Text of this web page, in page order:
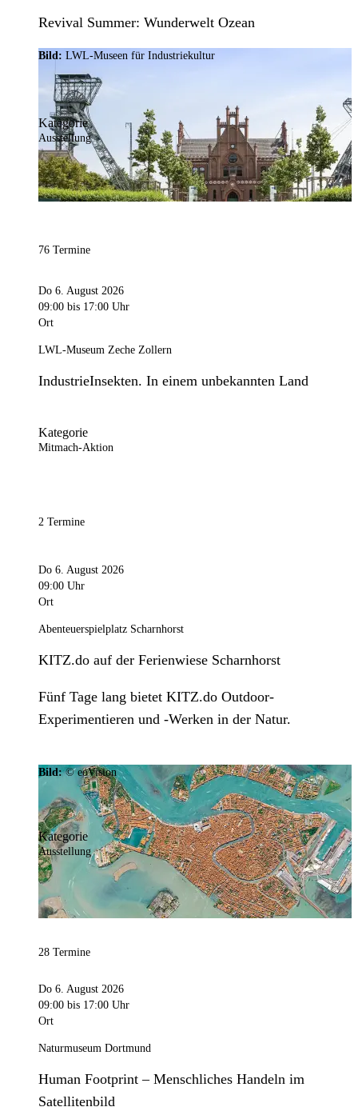
Revival Summer: Wunderwelt Ozean
Bild: LWL-Museen für Industriekultur
Kategorie
Ausstellung
76 Termine
Do 6. August 2026
09:00 bis 17:00 Uhr
Ort
LWL-Museum Zeche Zollern
IndustrieInsekten. In einem unbekannten Land
Kategorie
Mitmach-Aktion
2 Termine
Do 6. August 2026
09:00 Uhr
Ort
Abenteuerspielplatz Scharnhorst
KITZ.do auf der Ferienwiese Scharnhorst
Fünf Tage lang bietet KITZ.do Outdoor-
Experimentieren und -Werken in der Natur.
Bild:© eoVision
Kategorie
Ausstellung
28 Termine
Do 6. August 2026
09:00 bis 17:00 Uhr
Ort
Naturmuseum Dortmund
Human Footprint – Menschliches Handeln im
Satellitenbild